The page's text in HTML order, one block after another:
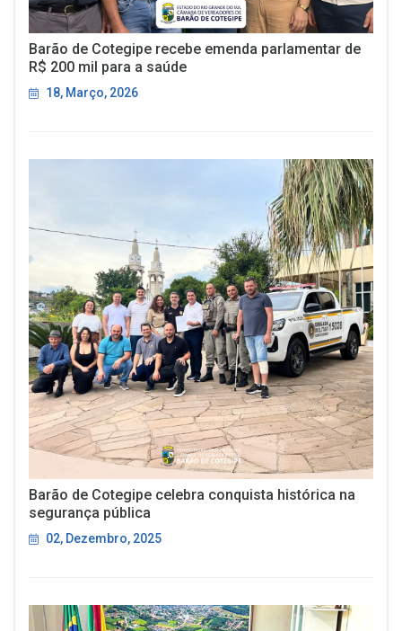
Barão de Cotegipe recebe emenda parlamentar de
R$ 200 mil para a saúde
18, Março, 2026
Barão de Cotegipe celebra conquista histórica na
segurança pública
02, Dezembro, 2025